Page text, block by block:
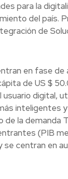
para la
del país.
de
en fase de
de US $
digital,
inteligentes
la demanda
(PIB
centran en